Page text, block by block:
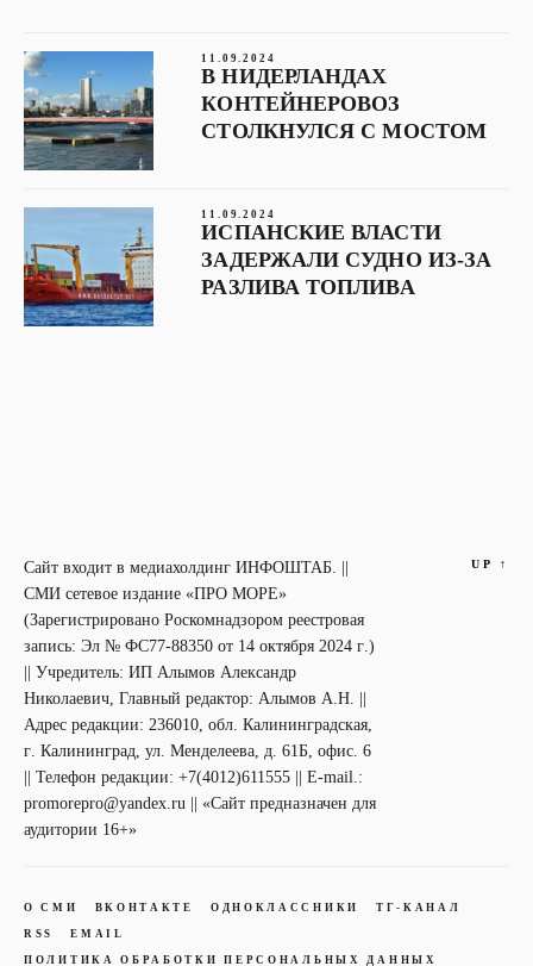
11.09.2024
В НИДЕРЛАНДАХ
КОНТЕЙНЕРОВОЗ
СТОЛКНУЛСЯ С МОСТОМ
11.09.2024
ИСПАНСКИЕ ВЛАСТИ
ЗАДЕРЖАЛИ СУДНО ИЗ-ЗА
РАЗЛИВА ТОПЛИВА
Сайт входит в медиахолдинг ИНФОШТАБ. ||
СМИ сетевое издание «ПРО МОРЕ»
(Зарегистрировано Роскомнадзором реестровая
запись: Эл № ФС77-88350 от 14 октября 2024 г.)
|| Учредитель: ИП Алымов Александр
Николаевич, Главный редактор: Алымов А.Н. ||
Адрес редакции: 236010, обл. Калининградская,
г. Калининград, ул. Менделеева, д. 61Б, офис. 6
|| Телефон редакции: +7(4012)611555 || E-mail.:
promorepro@yandex.ru || «Сайт предназначен для
аудитории 16+»
UP ↑
О СМИ ВКОНТАКТЕ ОДНОКЛАССНИКИ
ТГ-КАНАЛ
RSS
EMAIL
ПОЛИТИКА ОБРАБОТКИ ПЕРСОНАЛЬНЫХ ДАННЫХ